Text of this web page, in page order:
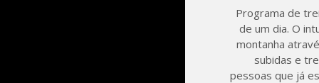
Programa de
de um dia. O
montanha
subidas e
pessoas que já